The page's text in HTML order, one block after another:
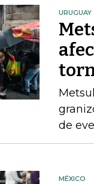
URUGUAY
de
MÉXICO